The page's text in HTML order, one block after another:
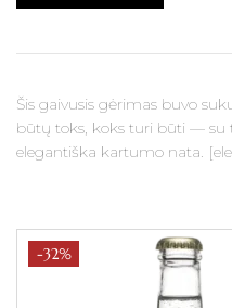
Šis gaivusis gėrimas buvo
būtų toks, koks turi būti — su
elegantiška kartumo nata.
-32%